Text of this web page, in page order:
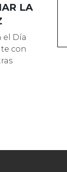
LA
el Día
con